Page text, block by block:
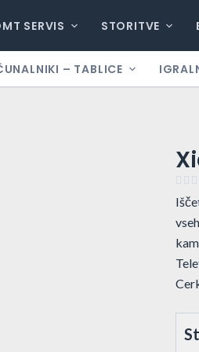
SERVIS STORITVE
– TABLICE
  